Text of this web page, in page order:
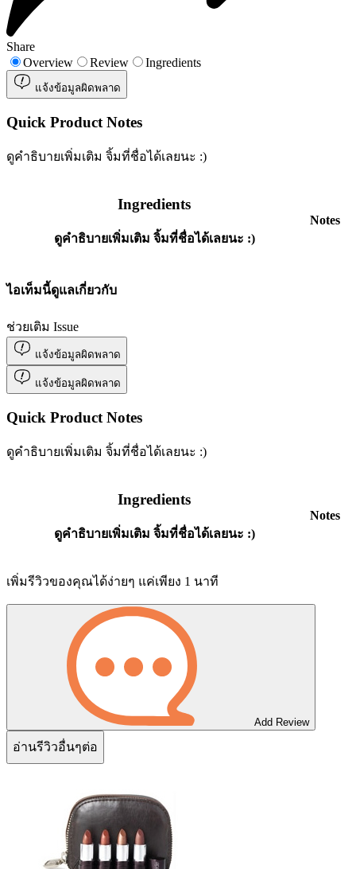
Share
Overview
Review Ingredients
แจ้งข้อมูลผิดพลาด
Quick Product Notes
ดูคำธิบายเพิ่มเติม จิ้มที่ชื่อได้เลยนะ :)
Ingredients
ดูคำธิบายเพิ่มเติม จิ้มที่ชื่อได้เลยนะ :)
Notes
ไอเท็มนี้ดูแลเกี่ยวกับ
ช่วยเติม Issue
แจ้งข้อมูลผิดพลาด
แจ้งข้อมูลผิดพลาด
Quick Product Notes
ดูคำธิบายเพิ่มเติม จิ้มที่ชื่อได้เลยนะ :)
Ingredients
ดูคำธิบายเพิ่มเติม จิ้มที่ชื่อได้เลยนะ :)
Notes
เพิ่มรีวิวของคุณได้ง่ายๆ แค่เพียง 1 นาที
Add Review
อ่านรีวิวอื่นๆต่อ